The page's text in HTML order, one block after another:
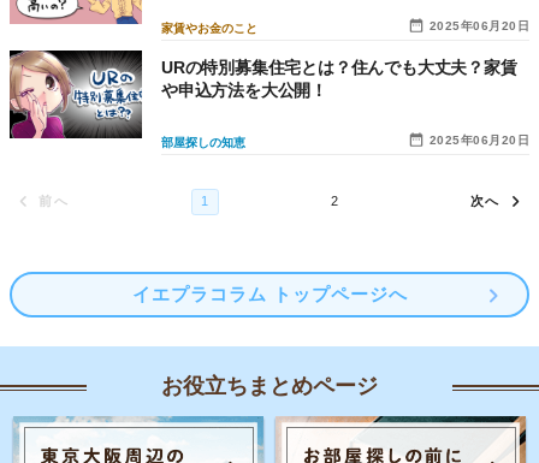
2025年06月20日
家賃やお金のこと
2025年06月20日
部屋探しの知恵
URの特別募集住宅とは？住んでも大丈夫？家賃
や申込方法を大公開！
イエプラコラム トップページへ
お役立ちまとめページ